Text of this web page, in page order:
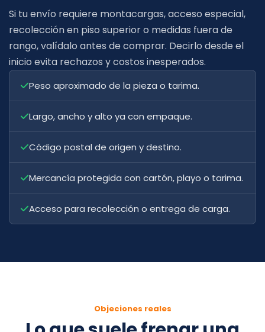
Si tu envío requiere montacargas, acceso especial,
recolección en piso superior o medidas fuera de
rango, valídalo antes de comprar. Decirlo desde el
inicio evita rechazos y costos inesperados.
Peso aproximado de la pieza o tarima.
Largo, ancho y alto ya con empaque.
Código postal de origen y destino.
Mercancía protegida con cartón, playo o tarima.
Acceso para recolección o entrega de carga.
Objeciones reales